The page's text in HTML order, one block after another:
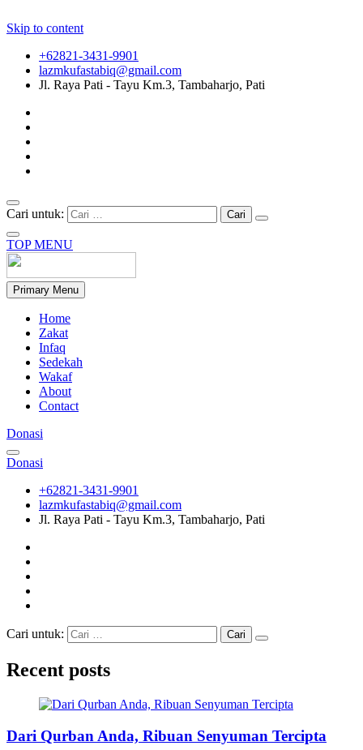
Skip to content
+62821-3431-9901
lazmkufastabiq@gmail.com
Jl. Raya Pati - Tayu Km.3, Tambaharjo, Pati
Cari untuk:
TOP MENU
Primary Menu
Home
Zakat
Infaq
Sedekah
Wakaf
About
Contact
Donasi
Donasi
+62821-3431-9901
lazmkufastabiq@gmail.com
Jl. Raya Pati - Tayu Km.3, Tambaharjo, Pati
Cari untuk:
Recent posts
Dari Qurban Anda, Ribuan Senyuman Tercipta